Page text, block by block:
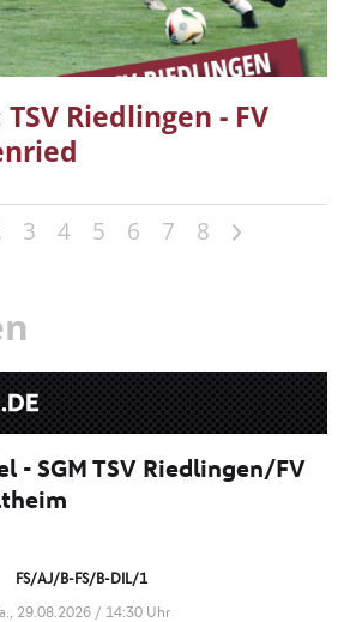
Riedlingen - FV
3 4 5 6 7 8 >